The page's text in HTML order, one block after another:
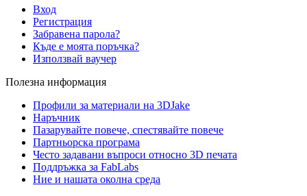
Вход
Регистрация
Забравена парола?
Къде е моята поръчка?
Използвай ваучер
Полезна информация
Профили за материали на 3DJake
Наръчник
Пазарувайте повече, спестявайте повече
Партньорска програма
Често задавани въпроси относно 3D печата
Поддръжка за FabLabs
Ние и нашата околна среда